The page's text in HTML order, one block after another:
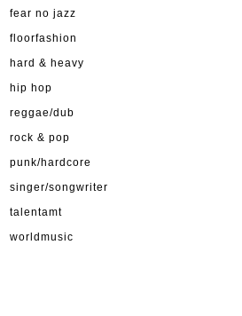
fear no jazz
floorfashion
hard & heavy
hip hop
reggae/dub
rock & pop
punk/hardcore
singer/songwriter
talentamt
worldmusic